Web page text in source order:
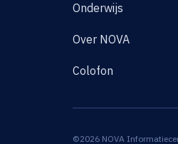
Onderwijs
Over NOVA
Colofon
©2026 NOVA